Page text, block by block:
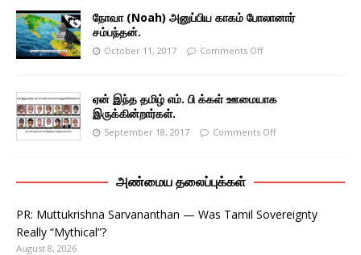
நோவா (Noah) அனுப்பிய காகம் போலானார்
சம்பந்தன்.
October 11, 2017 Comments Off
ஏன் இந்த தமிழ் எம். பி க்கள் ஊமையாக
இருக்கின்றார்கள்.
September 18, 2017 Comments Off
அண்மைய தலைப்புக்கள்
PR: Muttukrishna Sarvananthan — Was Tamil Sovereignty
Really “Mythical”?
August 8, 2026